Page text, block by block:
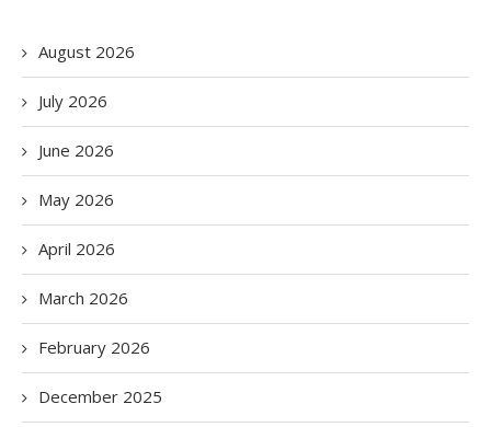
August 2026
July 2026
June 2026
May 2026
April 2026
March 2026
February 2026
December 2025